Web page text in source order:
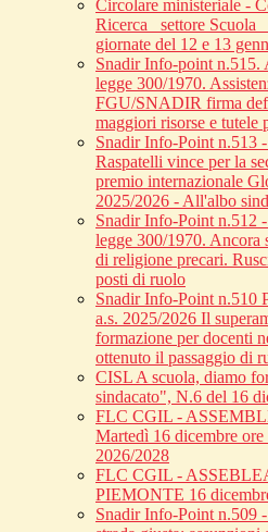
Circolare ministeriale -
Ricerca_ settore
giornate del 12 e 13
Snadir Info-point n.515.
legge 300/1970.
FGU/SNADIR firma
maggiori risorse e tutele
Snadir Info-Point n.513
Raspatelli vince per la
premio internazionale
2025/2026 - All'albo
Snadir Info-Point n.512
legge 300/1970. Ancora
di religione precari.
posti di ruolo
Snadir Info-Point n.510
a.s. 2025/2026 Il
formazione per docenti
ottenuto il passaggio di
CISL A scuola, diamo
sindacato", N.6 del 16
FLC CGIL -
Martedì 16 dicembre
2026/2028
FLC CGIL -
PIEMONTE 16
Snadir Info-Point n.509